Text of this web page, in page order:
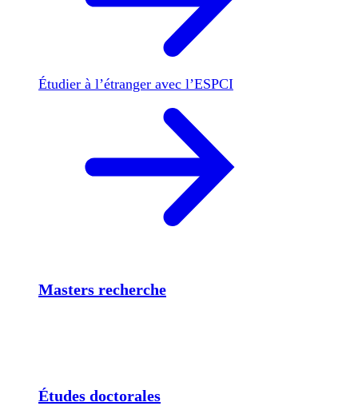
Étudier à l’étranger avec l’ESPCI
Masters recherche
Études doctorales